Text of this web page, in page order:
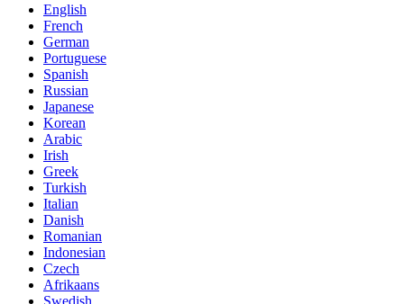
English
French
German
Portuguese
Spanish
Russian
Japanese
Korean
Arabic
Irish
Greek
Turkish
Italian
Danish
Romanian
Indonesian
Czech
Afrikaans
Swedish